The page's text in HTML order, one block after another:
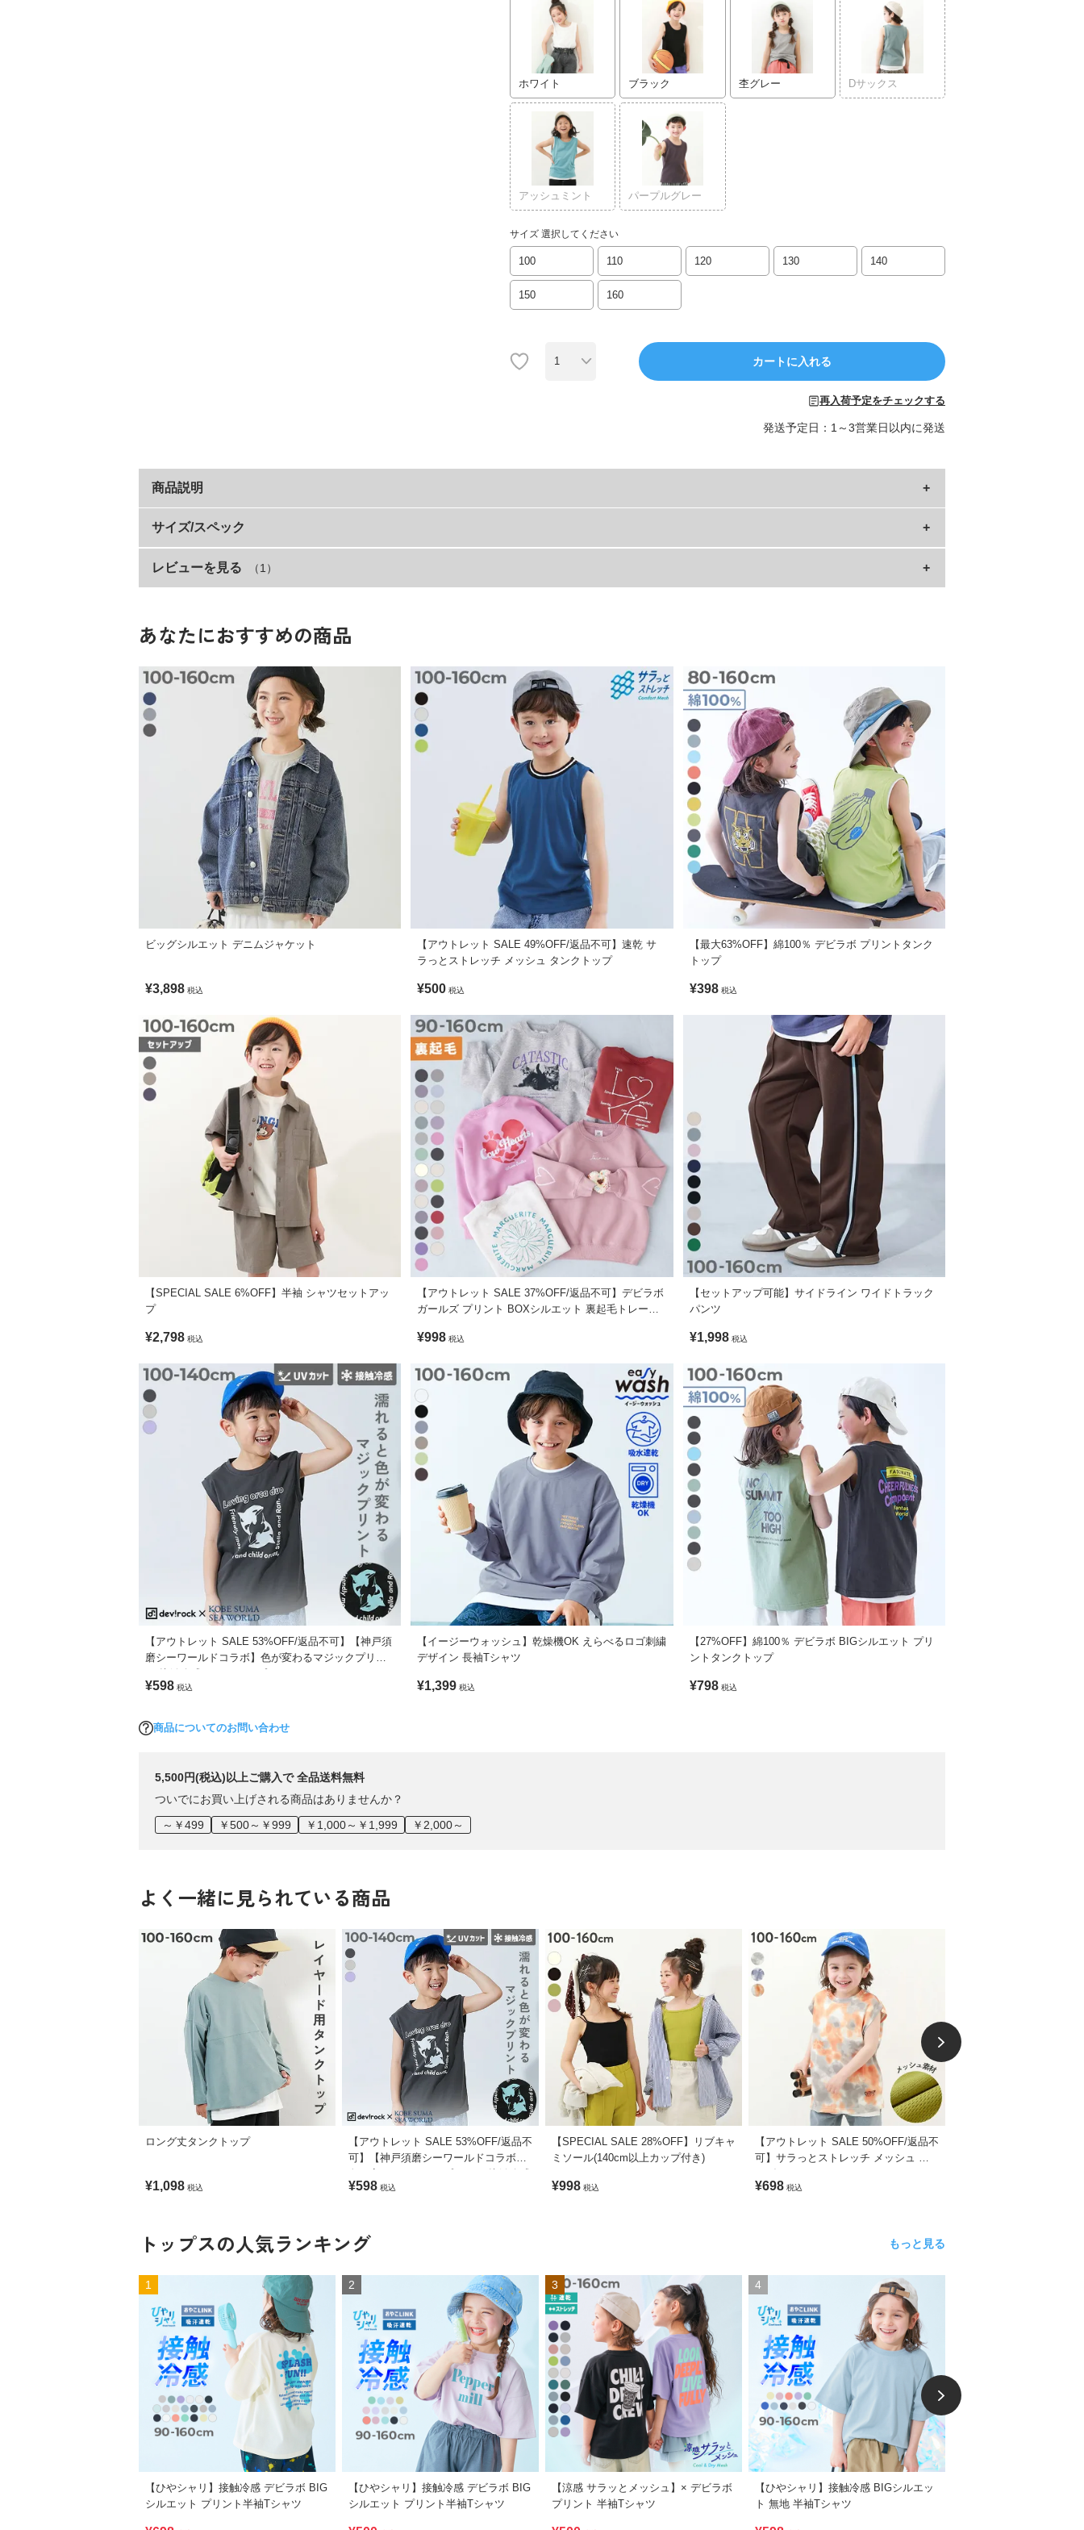
ホワイト ブラック 杢グレー Dサックス
アッシュミント パープルグレー
サイズ 選択してください
100 110 120 130 140
150 160
カートに入れる
再入荷予定をチェックする
発送予定日：1～3営業日以内に発送
商品説明
すっきりベーシックな『無地タンクトップ』
スタンダードな無地のタンクトップは、暑い夏に大活躍。
1枚で着用するのはもちろん、パーカー等のインナーとしても〇
■素材
素肌に心地よい、綿100%素材
綿100%なので吸汗性が良く、汗ばむ季節にも快適な着心地。
丈夫で型崩れしにくいため、ご家庭でのお洗濯にも適しています。
総柄ボトムスを合わせた子どもらしい遊び心のあるスタイリングがおすすめ〇
タンクトップのカラーに合わせて小物を選べば、統一感のあるスタイリングが完成します。
サイズ/スペック
サイズ
120cm
130cm
50 36
140cm
38
27
150cm
28.5
160cm
30
»サイズガイド
本体：綿100% / リブ：綿95% ポリウレタン5%
洗濯方法
洗濯機洗い可(弱い洗濯処理) / 漂白剤使用不可 / 乾燥機使用不可 / 日陰つり干し
・摩擦や水、汗などで色が移ることがあります。ご注意ください。
・平置きにて採寸しているため、サイズや形に多少の誤差が生じる場合があります。あらかじめご了承ください。
・生産時期により、多少色味が異なる場合がございますが、素材・サイズ等の品質に違いはございません。
レビューを見る （1）
あなたにおすすめの商品
ビッグシルエット デニムジャケット
¥3,898 税込
【アウトレット SALE 49%OFF/返品不可】速乾 サ
ラっとストレッチ メッシュ タンクトップ
¥500 税込
【最大63%OFF】綿100％ デビラボ プリントタンク
トップ
¥398 税込
【SPECIAL SALE 6%OFF】半袖 シャツセットアッ
プ
¥2,798 税込
【アウトレット SALE 37%OFF/返品不可】デビラボ
ガールズ プリント BOXシルエット 裏起毛トレーナ
¥998 税込
【セットアップ可能】サイドライン ワイドトラック
パンツ
¥1,998 税込
【アウトレット SALE 53%OFF/返品不可】【神戸須
磨シーワールドコラボ】色が変わるマジックプリン
¥598 税込
【イージーウォッシュ】乾燥機OK えらべるロゴ刺繍
デザイン 長袖Tシャツ
¥1,399 税込
【27%OFF】綿100％ デビラボ BIGシルエット プリ
ントタンクトップ
¥798 税込
商品についてのお問い合わせ
5,500円(税込)以上ご購入で 全品送料無料
ついでにお買い上げされる商品はありませんか？
～￥499
￥500～￥999 ￥1,000～￥1,999 ￥2,000～
よく一緒に見られている商品
ロング丈タンクトップ
¥1,098 税込
【アウトレット SALE 53%OFF/返品不
可】【神戸須磨シーワールドコラボ】
タンクトップ
¥598 税込
【SPECIAL SALE 28%OFF】リブキャ
ミソール(140cm以上カップ付き)
¥998 税込
【アウトレット SALE 50%OFF/返品不
可】サラっとストレッチ メッシュ タ
¥698 税込
トップスの人気ランキング もっと見る
1
【ひやシャリ】接触冷感 デビラボ BIG
シルエット プリント半袖Tシャツ
2
【ひやシャリ】接触冷感 デビラボ BIG
シルエット プリント半袖Tシャツ
3
【涼感 サラッとメッシュ】× デビラボ
プリント 半袖Tシャツ
4
【ひやシャリ】接触冷感 BIGシルエッ
ト 無地 半袖Tシャツ